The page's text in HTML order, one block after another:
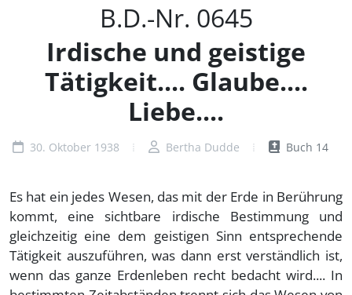
B.D.-Nr. 0645
Irdische und geistige
Tätigkeit.... Glaube....
Liebe....
30. Oktober 1938 Bertha Dudde Buch 14
Es hat ein jedes Wesen, das mit der Erde in Berührung
kommt, eine sichtbare irdische Bestimmung und
gleichzeitig eine dem geistigen Sinn entsprechende
Tätigkeit auszuführen, was dann erst verständlich ist,
wenn das ganze Erdenleben recht bedacht wird.... In